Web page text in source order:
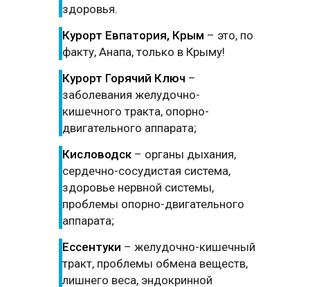
здоровья.
Курорт Евпатория, Крым – это, по
факту, Анапа, только в Крыму!
Курорт Горячий Ключ –
заболевания желудочно-
кишечного тракта, опорно-
двигательного аппарата;
Кисловодск – органы дыхания,
сердечно-сосудистая система,
здоровье нервной системы,
проблемы опорно-двигательного
аппарата;
Ессентуки – желудочно-кишечный
тракт, проблемы обмена веществ,
лишнего веса, эндокринной